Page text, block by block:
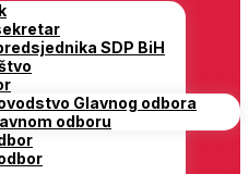
SDP BiH
Glavnog odbora
odboru